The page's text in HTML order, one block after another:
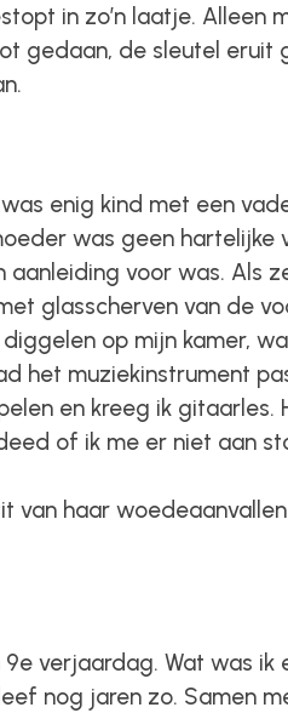
in zo’n laatje. Alleen
gedaan, de sleutel
enig kind met een
was geen hartelijke
voor was. Als
glasscherven van de
op mijn kamer,
het muziekinstrument
en kreeg ik gitaarles.
of ik me er niet aan
haar
verjaardag. Wat was ik
nog jaren zo. Samen